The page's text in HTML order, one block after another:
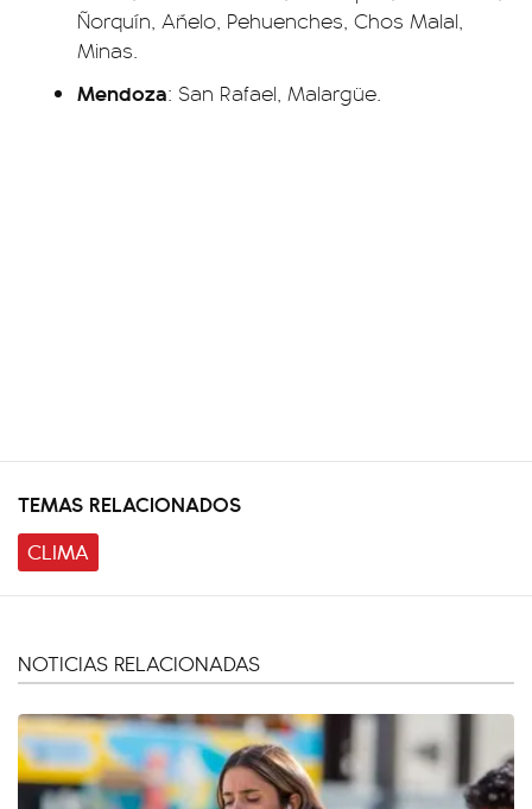
Ñorquín, Añelo, Pehuenches, Chos Malal,
Minas.
Mendoza: San Rafael, Malargüe.
TEMAS RELACIONADOS
CLIMA
NOTICIAS RELACIONADAS